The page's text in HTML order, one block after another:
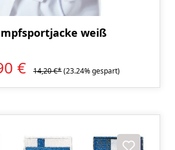
weiß
€ 14,20 €*(23.24% gespart)